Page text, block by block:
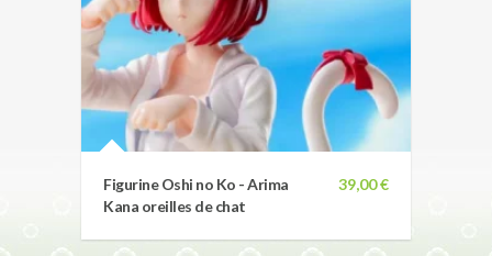
39,00 €
Figurine Oshi no Ko - Arima
Kana oreilles de chat